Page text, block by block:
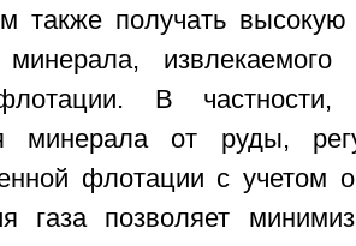
также получать высокую
минерала,
В частности,
минерала от руды,
флотации с учетом
газа позволяет